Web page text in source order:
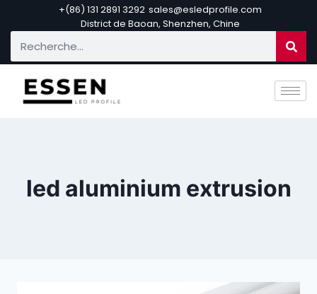
+(86) 131 2891 3292 sales@esledprofile.com
District de Baoan, Shenzhen, Chine
led aluminium extrusion